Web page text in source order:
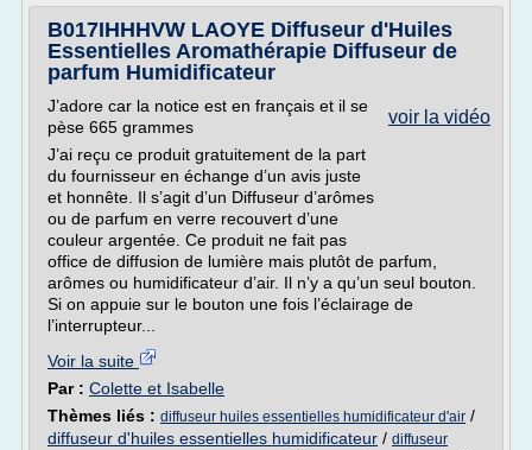
B017IHHHVW LAOYE Diffuseur d'Huiles
Essentielles Aromathérapie Diffuseur de
parfum Humidificateur
voir la vidéo
J’adore car la notice est en français et il se
pèse 665 grammes
J’ai reçu ce produit gratuitement de la part
du fournisseur en échange d’un avis juste
et honnête. Il s’agit d’un Diffuseur d’arômes
ou de parfum en verre recouvert d’une
couleur argentée. Ce produit ne fait pas
office de diffusion de lumière mais plutôt de parfum,
arômes ou humidificateur d’air. Il n’y a qu’un seul bouton.
Si on appuie sur le bouton une fois l’éclairage de
l’interrupteur...
Voir la suite
Par : Colette et Isabelle
Thèmes liés : diffuseur huiles essentielles humidificateur d'air /
diffuseur d'huiles essentielles humidificateur / diffuseur